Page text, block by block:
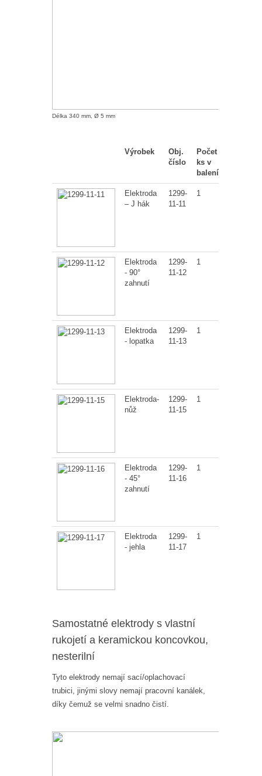
Délka 340 mm, Ø 5 mm
Výrobek
Obj.
číslo
Počet
ks v
balení
Elektroda
– J hák
1299-
11-11
1
Elektroda
- 90°
zahnutí
1299-
11-12
1
Elektroda
- lopatka
1299-
11-13
1
Elektroda-
nůž
1299-
11-15
1
Elektroda
- 45°
zahnutí
1299-
11-16
1
Elektroda
- jehla
1299-
11-17
1
Samostatné elektrody s vlastní
rukojetí a keramickou koncovkou,
nesterilní
Tyto elektrody nemají sací/oplachovací
trubici, jinými slovy nemají pracovní kanálek,
díky čemuž se velmi snadno čistí.